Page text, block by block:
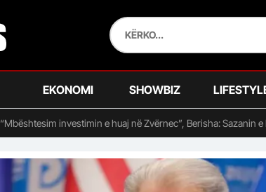
EKONOMI SHOWBIZ
“Mbështesim investimin e huaj në Zvërnec”, Berisha: